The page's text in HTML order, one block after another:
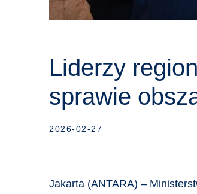
Liderzy
sprawie
2026-02-27
Jakarta (ANTARA) –